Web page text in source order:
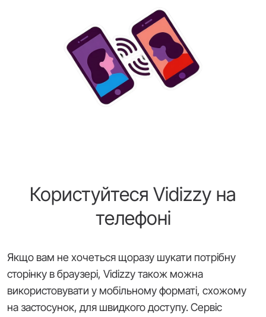
Користуйтеся Vidizzy на
телефоні
Якщо вам не хочеться щоразу шукати потрібну
сторінку в браузері, Vidizzy також можна
використовувати у мобільному форматі, схожому
на застосунок, для швидкого доступу. Сервіс